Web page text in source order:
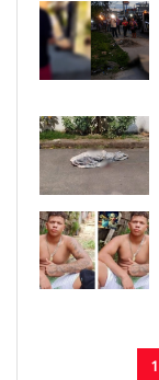
1